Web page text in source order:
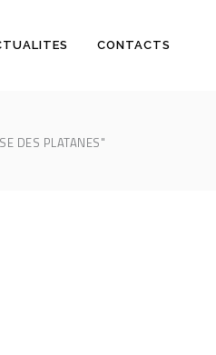
CONTACTS
DES PLATANES"